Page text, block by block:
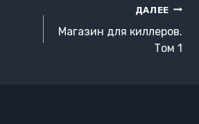
ДАЛЕЕ
Магазин для киллеров.
Том 1